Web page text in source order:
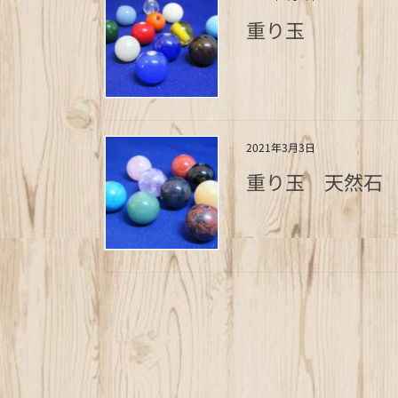
重り玉
2021年3月3日
重り玉 天然石